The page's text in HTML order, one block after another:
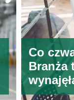
Co
Branża